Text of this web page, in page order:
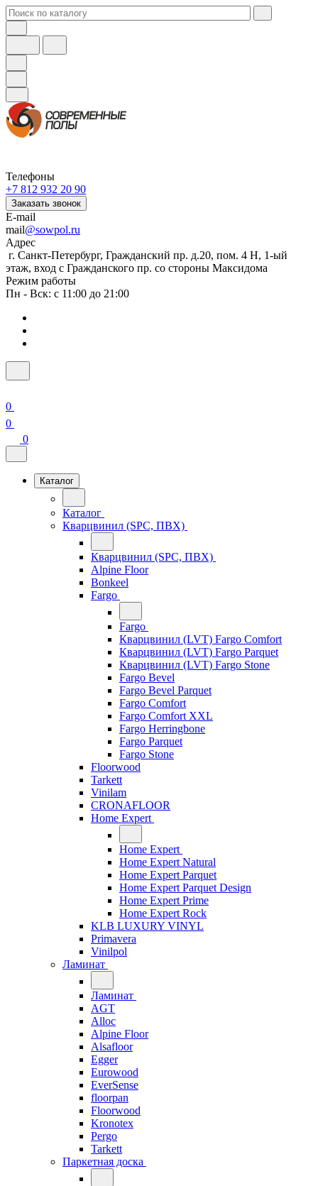
Телефоны
+7 812 932 20 90
Заказать звонок
E-mail
mail@sowpol.ru
Адрес
г. Санкт-Петербург, Гражданский пр. д.20, пом. 4 Н, 1-ый
этаж, вход с Гражданского пр. со стороны Максидома
Режим работы
Пн - Вск: с 11:00 до 21:00
0
0
0
Каталог
Каталог
Кварцвинил (SPC, ПВХ)
Кварцвинил (SPC, ПВХ)
Alpine Floor
Bonkeel
Fargo
Fargo
Кварцвинил (LVT) Fargo Comfort
Кварцвинил (LVT) Fargo Parquet
Кварцвинил (LVT) Fargo Stone
Fargo Bevel
Fargo Bevel Parquet
Fargo Comfort
Fargo Comfort XXL
Fargo Herringbone
Fargo Parquet
Fargo Stone
Floorwood
Tarkett
Vinilam
CRONAFLOOR
Home Expert
Home Expert
Home Expert Natural
Home Expert Parquet
Home Expert Parquet Design
Home Expert Prime
Home Expert Rock
KLB LUXURY VINYL
Primavera
Vinilpol
Ламинат
Ламинат
AGT
Alloc
Alpine Floor
Alsafloor
Egger
Eurowood
EverSense
floorpan
Floorwood
Kronotex
Pergo
Tarkett
Паркетная доска